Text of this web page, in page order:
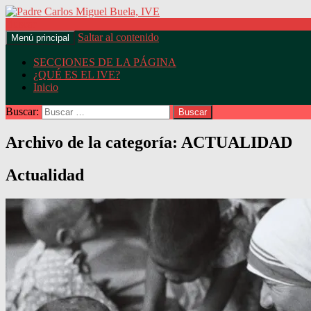
Padre Carlos Miguel Buela, IVE
Menú principal Saltar al contenido
SECCIONES DE LA PÁGINA
¿QUÉ ES EL IVE?
Inicio
Buscar:
Archivo de la categoría: ACTUALIDAD
Actualidad